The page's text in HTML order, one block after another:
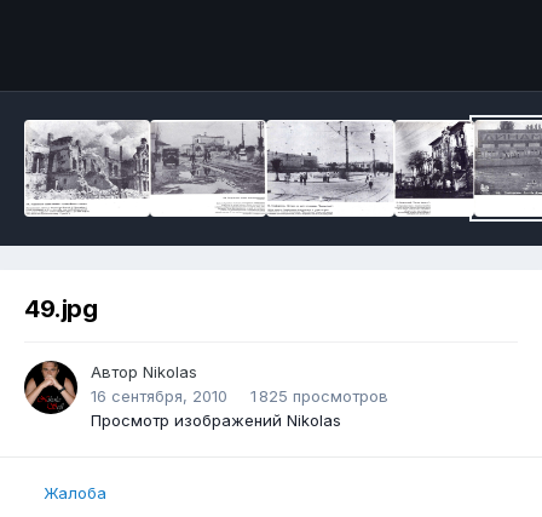
49.jpg
Автор Nikolas
16 сентября, 2010
1 825 просмотров
Просмотр изображений Nikolas
Жалоба